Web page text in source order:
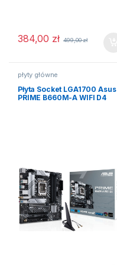
384,00 zł 499,00zł
płyty główne
Płyta Socket LGA1700 Asus
PRIME B660M-A WIFI D4